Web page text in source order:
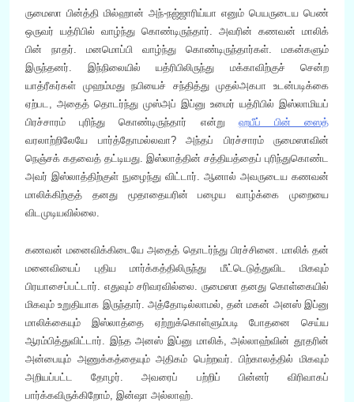
ருமைஸா பின்த்தி மில்ஹான் அந்-நஜ்ஜாரிய்யா எனும் பெயருடைய பெண்
ஒருவர் யத்ரிபில் வாழ்ந்து கொண்டிருந்தார். அவரின் கணவன் மாலிக்
பின் நாதர். மனமொப்பி வாழ்ந்து கொண்டிருந்தார்கள். மகன்களும்
இருந்தனர். இந்நிலையில் யத்ரிபிலிருந்து மக்காவிற்குச் சென்ற
யாத்ரீகர்கள் முஹம்மது நபியைச் சந்தித்து முதல்அகபா உடன்படிக்கை
ஏற்பட, அதைத் தொடர்ந்து முஸ்அப் இப்னு உமைர் யத்ரிபில் இஸ்லாமியப்
பிரச்சாரம் புரிந்து கொண்டிருந்தார் என்று ஹபீப் பின் ஸைத்
வரலாற்றிலேயே பார்த்தோமல்லவா? அந்தப் பிரச்சாரம் ருமைஸாவின்
நெஞ்சக் கதவைத் தட்டியது. இஸ்லாத்தின் சத்தியத்தைப் புரிந்துகொண்ட
அவர் இஸ்லாத்திற்குள் நுழைந்து விட்டார். ஆனால் அவருடைய கணவன்
மாலிக்கிற்குத் தனது மூதாதையரின் பழைய வாழ்க்கை முறையை
விடமுடியவில்லை.
கணவன் மனைவிக்கிடையே அதைத் தொடர்ந்து பிரச்சினை. மாலிக் தன்
மனைவியைப் புதிய மார்க்கத்திலிருந்து மீட்டெடுத்துவிட மிகவும்
பிரயாசைப்பட்டார். எதுவும் சரிவரவில்லை. ருமைஸா தனது கொள்கையில்
மிகவும் உறுதியாக இருந்தார். அத்தோடில்லாமல், தன் மகன் அனஸ் இப்னு
மாலிக்கையும் இஸ்லாத்தை ஏற்றுக்கொள்ளும்படி போதனை செய்ய
ஆரம்பித்துவிட்டார். இந்த அனஸ் இப்னு மாலிக், அல்லாஹ்வின் தூதரின்
அன்பையும் அணுக்கத்தையும் அதிகம் பெற்றவர். பிற்காலத்தில் மிகவும்
அறியப்பட்ட தோழர். அவரைப் பற்றிப் பின்னர் விரிவாகப்
பார்க்கவிருக்கிறோம், இன்ஷா அல்லாஹ்.